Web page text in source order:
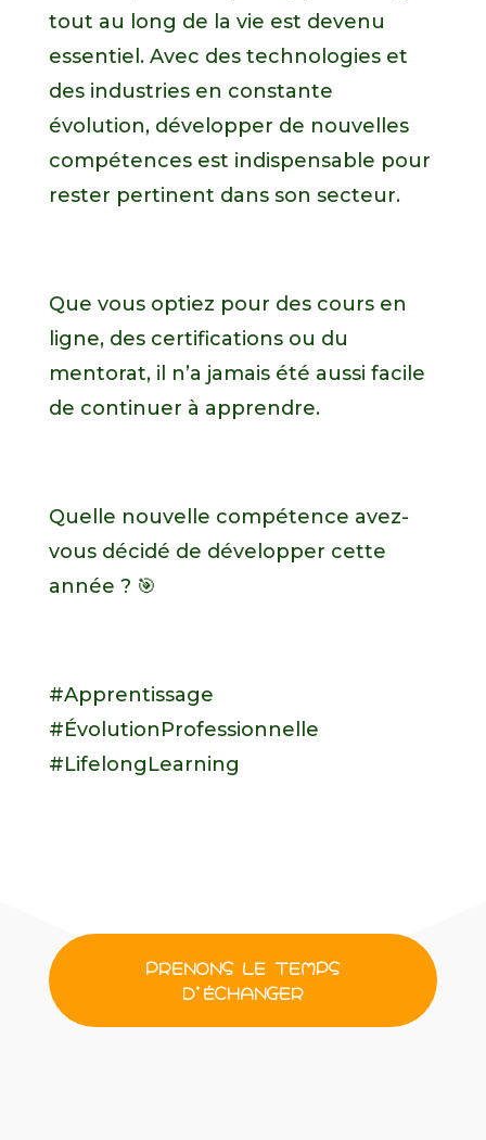
tout au long de la vie est devenu
essentiel. Avec des technologies et
des industries en constante
évolution, développer de nouvelles
compétences est indispensable pour
rester pertinent dans son secteur.
Que vous optiez pour des cours en
ligne, des certifications ou du
mentorat, il n’a jamais été aussi facile
de continuer à apprendre.
Quelle nouvelle compétence avez-
vous décidé de développer cette
année ? 🎯
#Apprentissage
#ÉvolutionProfessionnelle
#LifelongLearning
PRENONS LE TEMPS
D'ÉCHANGER